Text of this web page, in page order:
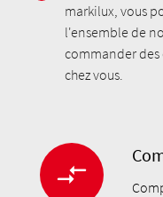
markilux, vous
l'ensemble de
commander
chez vous.